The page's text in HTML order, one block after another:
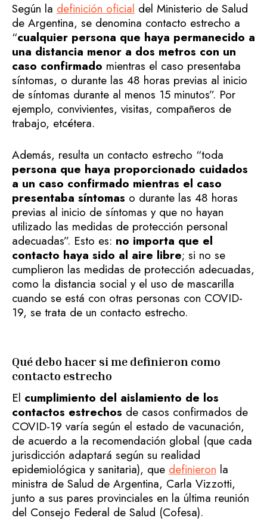
Según la definición oficial del Ministerio de Salud
de Argentina, se denomina contacto estrecho a
“cualquier persona que haya permanecido a
una distancia menor a dos metros con un
caso confirmado mientras el caso presentaba
síntomas, o durante las 48 horas previas al inicio
de síntomas durante al menos 15 minutos”. Por
ejemplo, convivientes, visitas, compañeros de
trabajo, etcétera.
Además, resulta un contacto estrecho “toda
persona que haya proporcionado cuidados
a un caso confirmado mientras el caso
presentaba síntomas o durante las 48 horas
previas al inicio de síntomas y que no hayan
utilizado las medidas de protección personal
adecuadas”. Esto es: no importa que el
contacto haya sido al aire libre; si no se
cumplieron las medidas de protección adecuadas,
como la distancia social y el uso de mascarilla
cuando se está con otras personas con COVID-
19, se trata de un contacto estrecho.
Qué debo hacer si me definieron como
contacto estrecho
El cumplimiento del aislamiento de los
contactos estrechos de casos confirmados de
COVID-19 varía según el estado de vacunación,
de acuerdo a la recomendación global (que cada
jurisdicción adaptará según su realidad
epidemiológica y sanitaria), que definieron la
ministra de Salud de Argentina, Carla Vizzotti,
junto a sus pares provinciales en la última reunión
del Consejo Federal de Salud (Cofesa).